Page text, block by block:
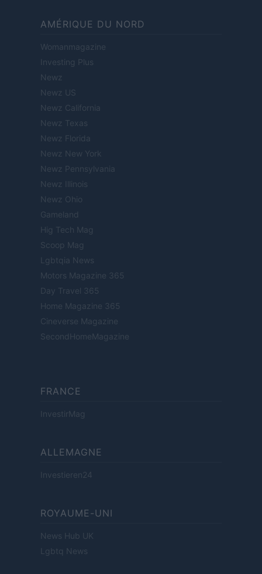
AMÉRIQUE DU NORD
Womanmagazine
Investing Plus
Newz
Newz US
Newz California
Newz Texas
Newz Florida
Newz New York
Newz Pennsylvania
Newz Illinois
Newz Ohio
Gameland
Hig Tech Mag
Scoop Mag
Lgbtqia News
Motors Magazine 365
Day Travel 365
Home Magazine 365
Cineverse Magazine
SecondHomeMagazine
FRANCE
InvestirMag
ALLEMAGNE
Investieren24
ROYAUME-UNI
News Hub UK
Lgbtq News